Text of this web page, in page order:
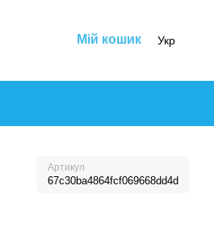
Мій кошик Укр
Артикул
67c30ba4864fcf069668dd4d